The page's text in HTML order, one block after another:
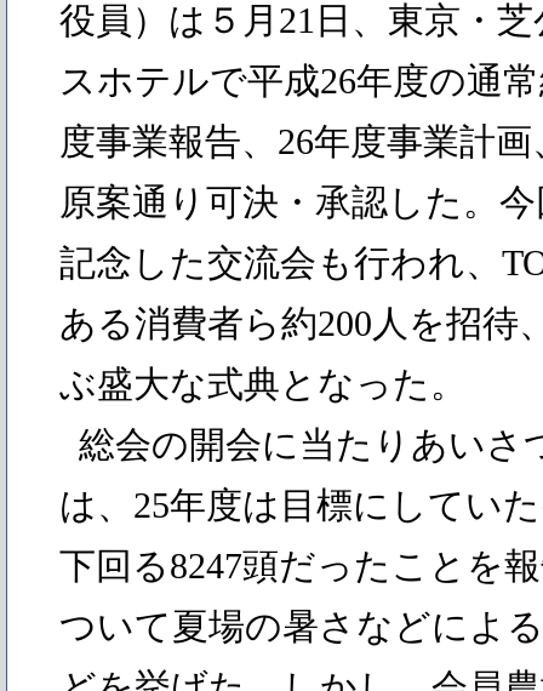
役員）は５月21日、東京・
スホテルで平成26年度の通
度事業報告、26年度事業計
原案通り可決・承認した。
記念した交流会も行われ、
ある消費者ら約200人を招待
ぶ盛大な式典となった。
総会の開会に当たりあいさ
は、25年度は目標にしてい
下回る8247頭だったことを
ついて夏場の暑さなどによ